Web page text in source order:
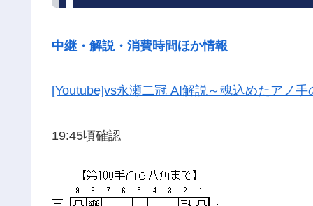
中継・解説・消費時間ほか情報
[Youtube]vs永瀬二冠 AI解説～魂込めたアノ手
19:45頃確認